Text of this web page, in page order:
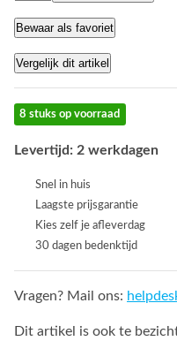
Bewaar als favoriet
Vergelijk dit artikel
8 stuks op voorraad
Levertijd: 2 werkdagen
Snel in huis
Laagste prijsgarantie
Kies zelf je afleverdag
30 dagen bedenktijd
Vragen? Mail ons:
Dit artikel is ook te